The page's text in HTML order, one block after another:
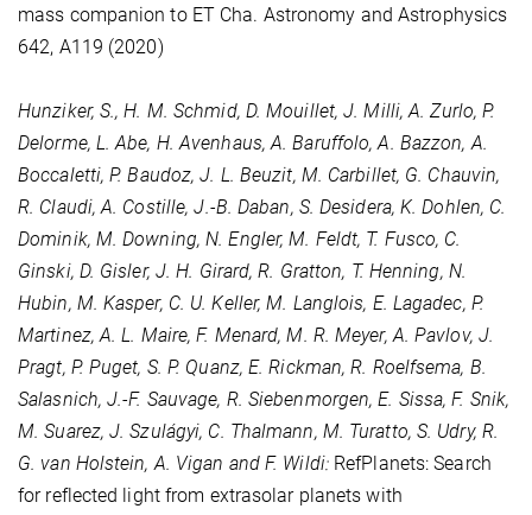
mass companion to ET Cha. Astronomy and Astrophysics
642, A119 (2020)
Hunziker, S., H. M. Schmid, D. Mouillet, J. Milli, A. Zurlo, P.
Delorme, L. Abe, H. Avenhaus, A. Baruffolo, A. Bazzon, A.
Boccaletti, P. Baudoz, J. L. Beuzit, M. Carbillet, G. Chauvin,
R. Claudi, A. Costille, J.-B. Daban, S. Desidera, K. Dohlen, C.
Dominik, M. Downing, N. Engler, M. Feldt, T. Fusco, C.
Ginski, D. Gisler, J. H. Girard, R. Gratton, T. Henning, N.
Hubin, M. Kasper, C. U. Keller, M. Langlois, E. Lagadec, P.
Martinez, A. L. Maire, F. Menard, M. R. Meyer, A. Pavlov, J.
Pragt, P. Puget, S. P. Quanz, E. Rickman, R. Roelfsema, B.
Salasnich, J.-F. Sauvage, R. Siebenmorgen, E. Sissa, F. Snik,
M. Suarez, J. Szulágyi, C. Thalmann, M. Turatto, S. Udry, R.
G. van Holstein, A. Vigan and F. Wildi:RefPlanets: Search
for reflected light from extrasolar planets with